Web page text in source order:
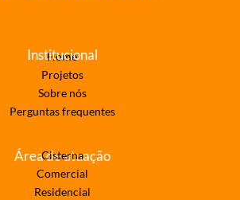
Home
Projetos
Sobre nós
Perguntas frequentes
Institucional
Área de atuação
Cisterna
Comercial
Residencial